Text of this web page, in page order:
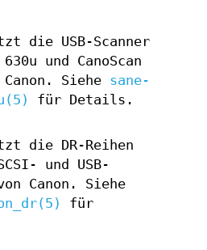
die USB-Scanner
630u und CanoScan
Siehe sane-
für Details.
die DR-Reihen
und USB-
Canon. Siehe
für